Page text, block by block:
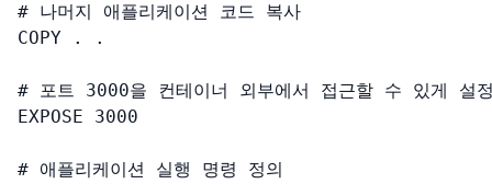
# 나머지 애플리케이션 코드 복사
COPY . .
# 포트 3000을 컨테이너 외부에서 접근할 수 있게 설
EXPOSE 3000
# 애플리케이션 실행 명령 정의